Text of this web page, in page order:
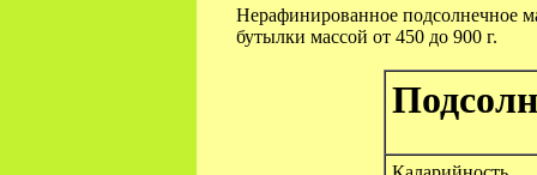
Нерафинированное подсолнечное
бутылки массой от 450 до 900 г.